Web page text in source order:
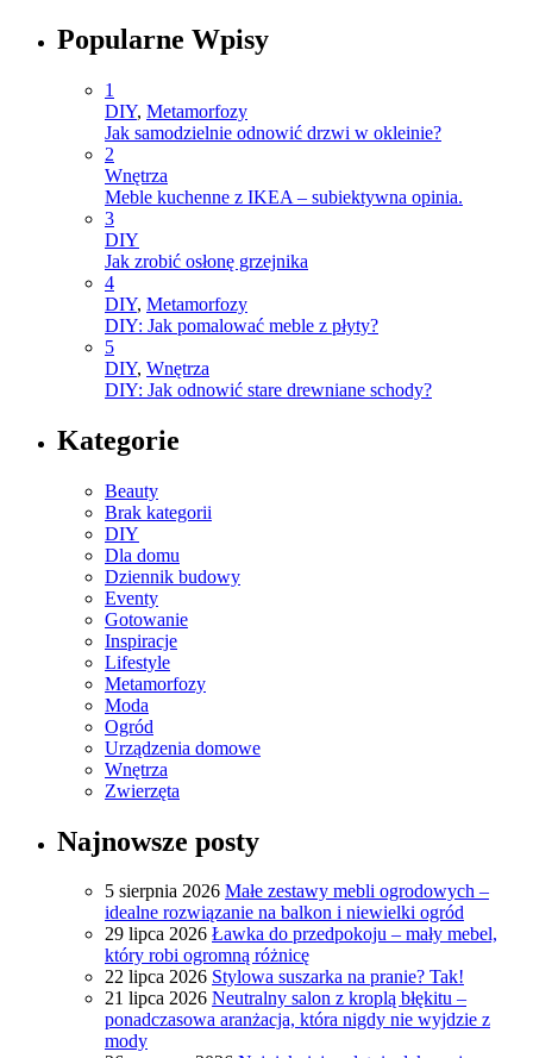
Popularne Wpisy
1
DIY, Metamorfozy
Jak samodzielnie odnowić drzwi w okleinie?
2
Wnętrza
Meble kuchenne z IKEA – subiektywna opinia.
3
DIY
Jak zrobić osłonę grzejnika
4
DIY, Metamorfozy
DIY: Jak pomalować meble z płyty?
5
DIY, Wnętrza
DIY: Jak odnowić stare drewniane schody?
Kategorie
Beauty
Brak kategorii
DIY
Dla domu
Dziennik budowy
Eventy
Gotowanie
Inspiracje
Lifestyle
Metamorfozy
Moda
Ogród
Urządzenia domowe
Wnętrza
Zwierzęta
Najnowsze posty
5 sierpnia 2026 Małe zestawy mebli ogrodowych –
idealne rozwiązanie na balkon i niewielki ogród
29 lipca 2026 Ławka do przedpokoju – mały mebel,
który robi ogromną różnicę
22 lipca 2026 Stylowa suszarka na pranie? Tak!
21 lipca 2026 Neutralny salon z kroplą błękitu –
ponadczasowa aranżacja, która nigdy nie wyjdzie z
mody